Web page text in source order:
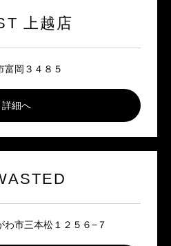
上越店
富岡３４８５
詳細へ
市三本松１２５６−７